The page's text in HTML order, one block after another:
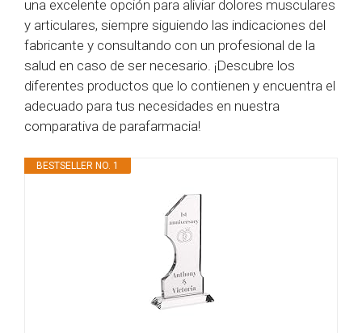
una excelente opción para aliviar dolores musculares
y articulares, siempre siguiendo las indicaciones del
fabricante y consultando con un profesional de la
salud en caso de ser necesario. ¡Descubre los
diferentes productos que lo contienen y encuentra el
adecuado para tus necesidades en nuestra
comparativa de parafarmacia!
BESTSELLER NO. 1